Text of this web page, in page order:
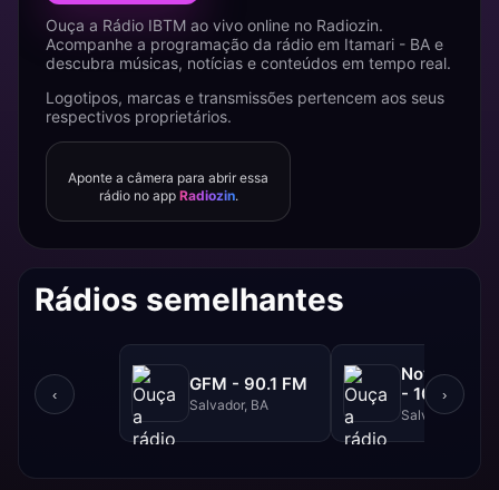
Ouça a Rádio IBTM ao vivo online no Radiozin.
Acompanhe a programação da rádio em Itamari - BA e
descubra músicas, notícias e conteúdos em tempo real.
Logotipos, marcas e transmissões pertencem aos seus
respectivos proprietários.
Aponte a câmera para abrir essa
rádio no app Radiozin.
Rádios semelhantes
‹
GFM - 90.1 FM
Salvador, BA
NovaBrasil
- 104.7 FM
Salvador, BA
›